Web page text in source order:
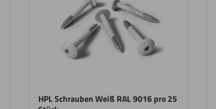
HPL Schrauben Weiß RAL 9016 pro 25